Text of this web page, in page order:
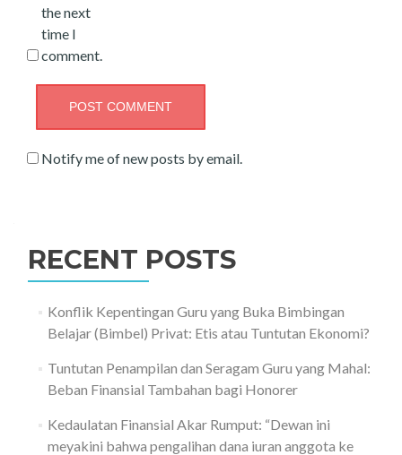
the next
time I
comment.
Notify me of new posts by email.
RECENT POSTS
Konflik Kepentingan Guru yang Buka Bimbingan
Belajar (Bimbel) Privat: Etis atau Tuntutan Ekonomi?
Tuntutan Penampilan dan Seragam Guru yang Mahal:
Beban Finansial Tambahan bagi Honorer
Kedaulatan Finansial Akar Rumput: “Dewan ini
meyakini bahwa pengalihan dana iuran anggota ke